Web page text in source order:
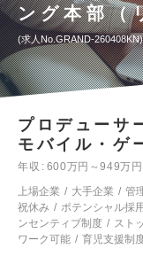
ング本部（
求人No.GRAND-260408KN
プロデューサ
モバイル・ゲ
年収
600万円～949万円
上場企業
大手企業 管
祝休み
ポテンシャル採
ンセンティブ制度
スト
ワーク可能
育児支援制